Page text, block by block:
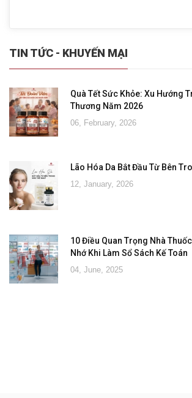
TIN TỨC - KHUYẾN MẠI
Quà Tết Sức Khỏe: Xu Hướng
Thương Năm 2026
06, February, 2026
Lão Hóa Da Bắt Đầu Từ Bên
12, January, 2026
10 Điều Quan Trọng Nhà
Nhớ Khi Làm Sổ Sách Kế Toán
04, June, 2025